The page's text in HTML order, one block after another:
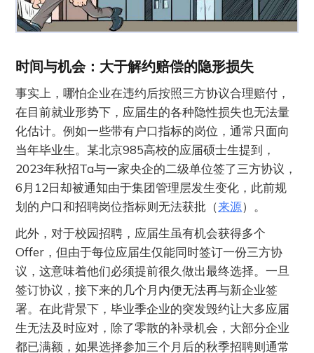
时间与机会：大于解约赔偿的隐形损失
事实上，哪怕企业在违约后按照三方协议合理赔付，
在目前就业形势下，应届生的各种隐性损失也无法量
化估计。例如一些带有户口指标的岗位，通常只面向
当年毕业生。某北京985高校的应届硕士生提到，
2023年秋招Ta与一家央企的二级单位签了三方协议，
6月12日却被通知由于集团管理层发生变化，此前规
划的户口和招聘岗位指标则无法获批（来源）。
此外，对于校园招聘，应届生虽有机会获得多个
Offer，但由于每位应届生仅能同时签订一份三方协
议，这意味着他们必须提前很久做出最终选择。一旦
签订协议，接下来的几个月内便无法再与新企业签
署。在此背景下，毕业季企业的突发毁约让大多应届
生无法及时应对，除了零散的补录机会，大部分企业
都已满额，如果选择参加三个月后的秋季招聘则通常